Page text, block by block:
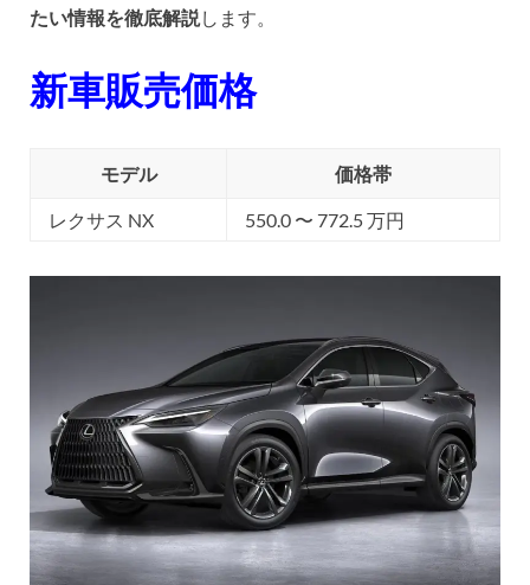
たい情報を徹底解説 します。
新車販売価格
モデル 価格帯
レクサス NX 550.0 〜 772.5 万円